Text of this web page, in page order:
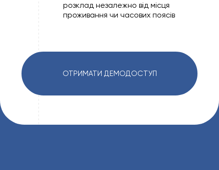
ОТРИМАТИ ДЕМОДОСТУП
розклад незалежно від місця
проживання чи часових поясів